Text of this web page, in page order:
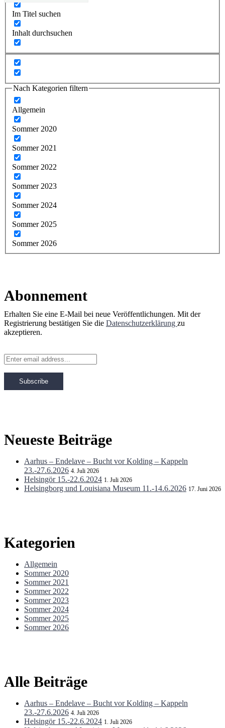
Im Titel suchen
Inhalt durchsuchen
Nach Kategorien filtern
Allgemein
Sommer 2020
Sommer 2021
Sommer 2022
Sommer 2023
Sommer 2024
Sommer 2025
Sommer 2026
Abonnement
Erhalten Sie eine E-Mail bei neue Veröffentlichungen. Mit der
Registrierung bestätigen Sie die Datenschutzerklärung zu
akzeptieren.
Neueste Beiträge
Aarhus – Endelave – Bucht vor Kolding – Kappeln
23.-27.6.2026 4. Juli 2026
Helsingör 15.-22.6.2024 1. Juli 2026
Helsingborg und Louisiana Museum 11.-14.6.2026 17. Juni 2026
Kategorien
Allgemein
Sommer 2020
Sommer 2021
Sommer 2022
Sommer 2023
Sommer 2024
Sommer 2025
Sommer 2026
Alle Beiträge
Aarhus – Endelave – Bucht vor Kolding – Kappeln
23.-27.6.2026 4. Juli 2026
Helsingör 15.-22.6.2024 1. Juli 2026